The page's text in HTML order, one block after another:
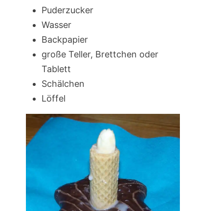
Puderzucker
Wasser
Backpapier
große Teller, Brettchen oder
Tablett
Schälchen
Löffel